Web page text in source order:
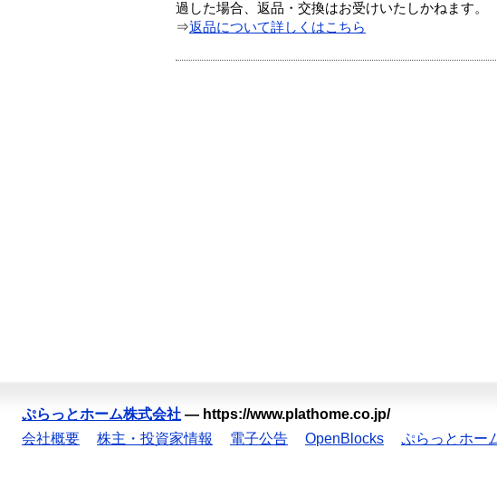
過した場合、返品・交換はお受けいたしかねます。
⇒返品について詳しくはこちら
ぷらっとホーム株式会社 — https://www.plathome.co.jp/
会社概要
株主・投資家情報 電子公告 OpenBlocks ぷらっとホー